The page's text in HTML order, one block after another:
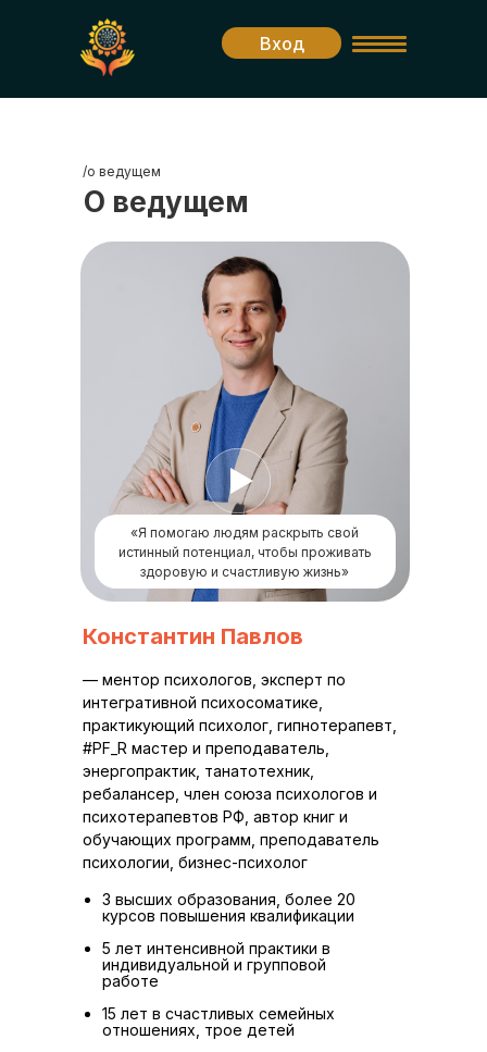
Вход
О ведущем
/о ведущем
3 высших образования, более 20
курсов повышения квалификации
5 лет интенсивной практики в
индивидуальной и групповой
работе
15 лет в счастливых семейных
отношениях, трое детей
Константин Павлов
«Я помогаю людям раскрыть свой
истинный потенциал, чтобы проживать
здоровую и счастливую жизнь»
— ментор психологов, эксперт по
интегративной психосоматике,
практикующий психолог, гипнотерапевт,
#PF_R мастер и преподаватель,
энергопрактик, танатотехник,
ребалансер, член союза психологов и
психотерапевтов РФ, автор книг и
обучающих программ, преподаватель
психологии, бизнес-психолог